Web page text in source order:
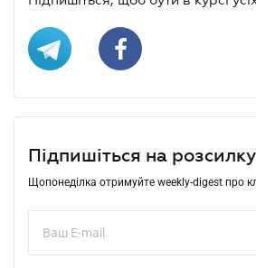
Підпишіться на розсилку
Щопонеділка отримуйте weekly-digest про